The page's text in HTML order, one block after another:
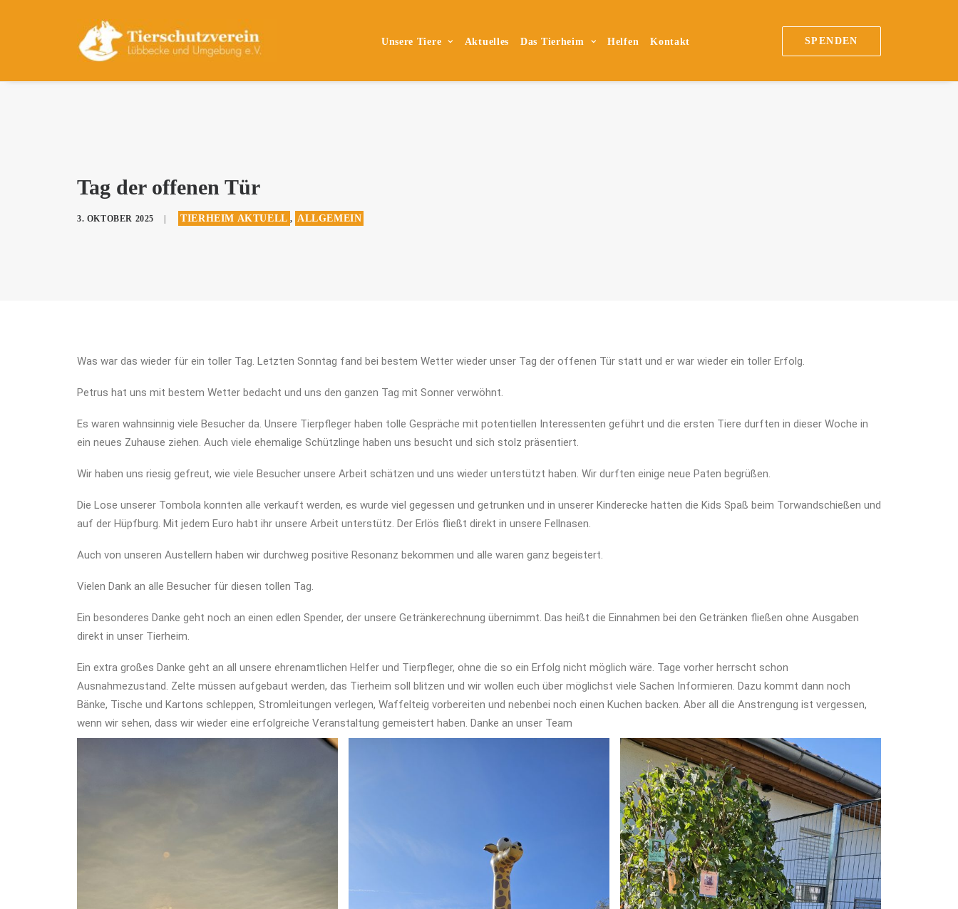
Unsere Tiere Aktuelles Das Tierheim Helfen Kontakt SPENDEN
Tag der offenen Tür
3. OKTOBER 2025 TIERHEIM AKTUELL , ALLGEMEIN
Was war das wieder für ein toller Tag. Letzten Sonntag fand bei bestem Wetter wieder unser Tag der offenen Tür statt und er war wieder ein toller Erfolg.
Petrus hat uns mit bestem Wetter bedacht und uns den ganzen Tag mit Sonner verwöhnt.
Es waren wahnsinnig viele Besucher da. Unsere Tierpfleger haben tolle Gespräche mit potentiellen Interessenten geführt und die ersten Tiere durften in dieser Woche in
ein neues Zuhause ziehen. Auch viele ehemalige Schützlinge haben uns besucht und sich stolz präsentiert.
Wir haben uns riesig gefreut, wie viele Besucher unsere Arbeit schätzen und uns wieder unterstützt haben. Wir durften einige neue Paten begrüßen.
Die Lose unserer Tombola konnten alle verkauft werden, es wurde viel gegessen und getrunken und in unserer Kinderecke hatten die Kids Spaß beim Torwandschießen und
auf der Hüpfburg. Mit jedem Euro habt ihr unsere Arbeit unterstütz. Der Erlös fließt direkt in unsere Fellnasen.
Auch von unseren Austellern haben wir durchweg positive Resonanz bekommen und alle waren ganz begeistert.
Vielen Dank an alle Besucher für diesen tollen Tag.
Ein besonderes Danke geht noch an einen edlen Spender, der unsere Getränkerechnung übernimmt. Das heißt die Einnahmen bei den Getränken fließen ohne Ausgaben
direkt in unser Tierheim.
Ein extra großes Danke geht an all unsere ehrenamtlichen Helfer und Tierpfleger, ohne die so ein Erfolg nicht möglich wäre. Tage vorher herrscht schon
Ausnahmezustand. Zelte müssen aufgebaut werden, das Tierheim soll blitzen und wir wollen euch über möglichst viele Sachen Informieren. Dazu kommt dann noch
Bänke, Tische und Kartons schleppen, Stromleitungen verlegen, Waffelteig vorbereiten und nebenbei noch einen Kuchen backen. Aber all die Anstrengung ist vergessen,
wenn wir sehen, dass wir wieder eine erfolgreiche Veranstaltung gemeistert haben. Danke an unser Team